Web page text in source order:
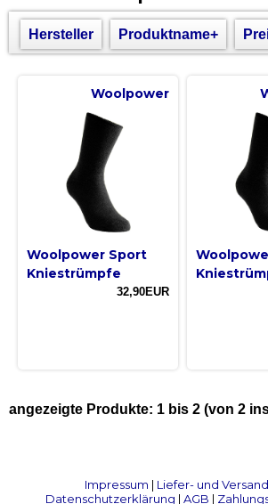
Hersteller Produktname+
Woolpower
Woolpower Sport
Kniestrümpfe
32,90EUR
angezeigte Produkte: 1 bis 2 (von 2
Impressum | Liefer- und
Datenschutzerklärung | AGB |